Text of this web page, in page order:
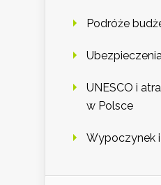
Podróże
UNESCO i
w Polsce
Wypoczynek